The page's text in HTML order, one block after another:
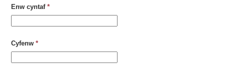
Enw cyntaf *
Cyfenw *